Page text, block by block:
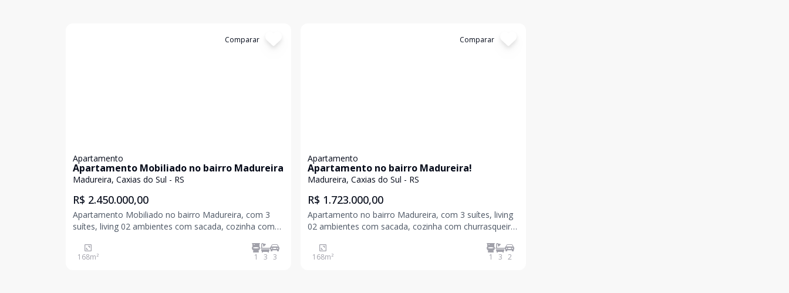
Comparar
Apartamento
Apartamento Mobiliado no bairro Madureira
Madureira, Caxias do Sul - RS
R$ 2.450.000,00
Apartamento Mobiliado no bairro Madureira, com 3
suítes, living 02 ambientes com sacada, cozinha com
168m² 1 3 3
Comparar
Apartamento
Apartamento no bairro Madureira!
Madureira, Caxias do Sul - RS
R$ 1.723.000,00
Apartamento no bairro Madureira, com 3 suítes, living
02 ambientes com sacada, cozinha com churrasqueira,
porcelanato, esquadrias em PVC com vidros duplos,
gás central, espera para água quente, hidrômetr
168m² 1 3 2